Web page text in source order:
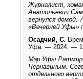
Журналист,
Анатольевич
вернулся домой.
«Вечерней Уфы»
Осадчий, С.
Уфа. — 2024. —
Мэр Уфы Ратмир
Чернавиным.
отдельного